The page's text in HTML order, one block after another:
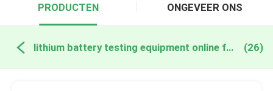
PRODUCTEN ONGEVEER ONS
lithium battery testing equipment online fabricage (26)